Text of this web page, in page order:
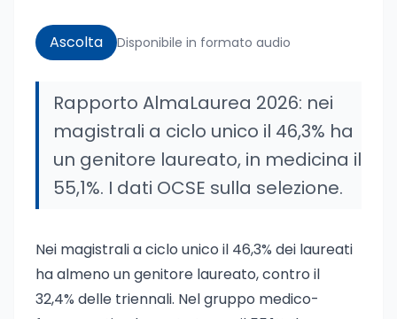
Ascolta Disponibile in formato audio
Rapporto AlmaLaurea 2026: nei
magistrali a ciclo unico il 46,3% ha
un genitore laureato, in medicina il
55,1%. I dati OCSE sulla selezione.
Nei magistrali a ciclo unico il 46,3% dei laureati
ha almeno un genitore laureato, contro il
32,4% delle triennali. Nel gruppo medico-